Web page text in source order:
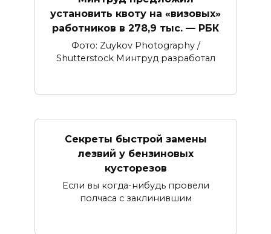
установить квоту на «визовых»
работников в 278,9 тыс. — РБК
Фото: Zuykov Photography /
Shutterstock Минтруд разработал
Секреты быстрой замены
лезвий у бензиновых
кусторезов
Если вы когда-нибудь провели
полчаса с заклинившим